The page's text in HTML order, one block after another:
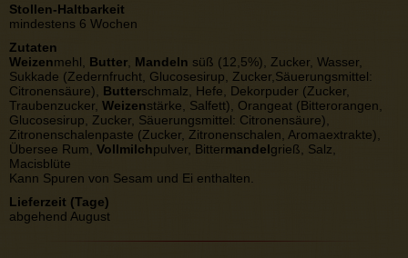
Stollen-Haltbarkeit
mindestens 6 Wochen
Zutaten
Weizenmehl, Butter Mandeln süß (12,5%), Zucker, Wasser,
Sukkade (Zedernfrucht, Glucosesirup, Zucker,Säuerungsmittel:
Citronensäure), Butterschmalz, Hefe, Dekorpuder (Zucker,
Traubenzucker, Weizenstärke, Salfett), Orangeat (Bitterorangen,
Glucosesirup, Zucker, Säuerungsmittel: Citronensäure),
Zitronenschalenpaste (Zucker, Zitronenschalen, Aromaextrakte),
Übersee Rum, Vollmilchpulver, Bittermandelgrieß, Salz,
Macisblüte
Kann Spuren von Sesam und Ei enthalten.
Lieferzeit (Tage)
abgehend August